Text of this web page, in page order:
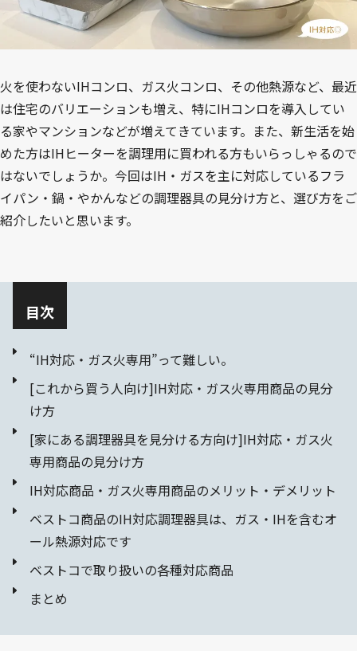
火を使わないIHコンロ、ガス火コンロ、その他熱源など、最近
は住宅のバリエーションも増え、特にIHコンロを導入してい
る家やマンションなどが増えてきています。また、新生活を始
めた方はIHヒーターを調理用に買われる方もいらっしゃるので
はないでしょうか。今回はIH・ガスを主に対応しているフラ
イパン・鍋・やかんなどの調理器具の見分け方と、選び方をご
紹介したいと思います。
目次
“IH対応・ガス火専用”って難しい。
[これから買う人向け]IH対応・ガス火専用商品の見分
け方
[家にある調理器具を見分ける方向け]IH対応・ガス火
専用商品の見分け方
IH対応商品・ガス火専用商品のメリット・デメリット
ベストコ商品のIH対応調理器具は、ガス・IHを含むオ
ール熱源対応です
ベストコで取り扱いの各種対応商品
まとめ